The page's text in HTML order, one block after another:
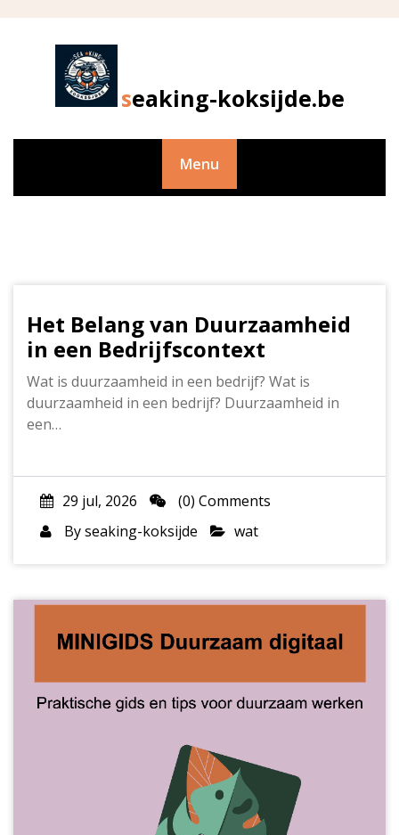
seaking-koksijde.be
Menu
Het Belang van Duurzaamheid
in een Bedrijfscontext
Wat is duurzaamheid in een bedrijf? Wat is
duurzaamheid in een bedrijf? Duurzaamheid in
een…
29 jul, 2026
(0) Comments
Byseaking-koksijde wat